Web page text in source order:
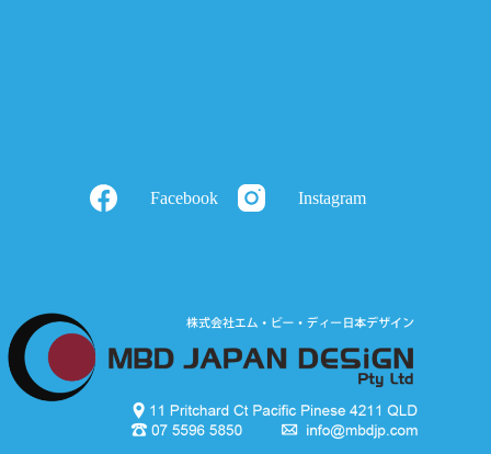
Facebook Instagram